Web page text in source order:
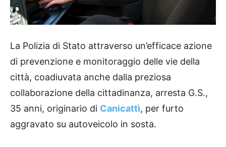
La Polizia di Stato attraverso un’efficace azione
di prevenzione e monitoraggio delle vie della
città, coadiuvata anche dalla preziosa
collaborazione della cittadinanza, arresta G.S.,
35 anni, originario di Canicattì, per furto
aggravato su autoveicolo in sosta.